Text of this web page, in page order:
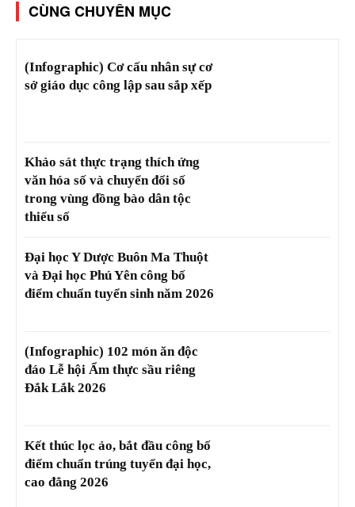
CÙNG CHUYÊN MỤC
(Infographic) Cơ cấu nhân sự cơ
sở giáo dục công lập sau sắp xếp
Khảo sát thực trạng thích ứng
văn hóa số và chuyển đổi số
trong vùng đồng bào dân tộc
thiểu số
Đại học Y Dược Buôn Ma Thuột
và Đại học Phú Yên công bố
điểm chuẩn tuyển sinh năm 2026
(Infographic) 102 món ăn độc
đáo Lễ hội Ẩm thực sầu riêng
Đắk Lắk 2026
Kết thúc lọc ảo, bắt đầu công bố
điểm chuẩn trúng tuyển đại học,
cao đẳng 2026